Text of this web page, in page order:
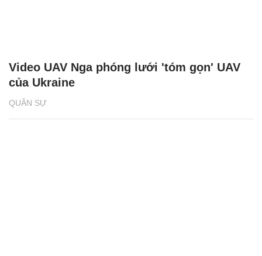
QUÂN SỰ
Video UAV Nga phóng lưới 'tóm gọn' UAV
của Ukraine